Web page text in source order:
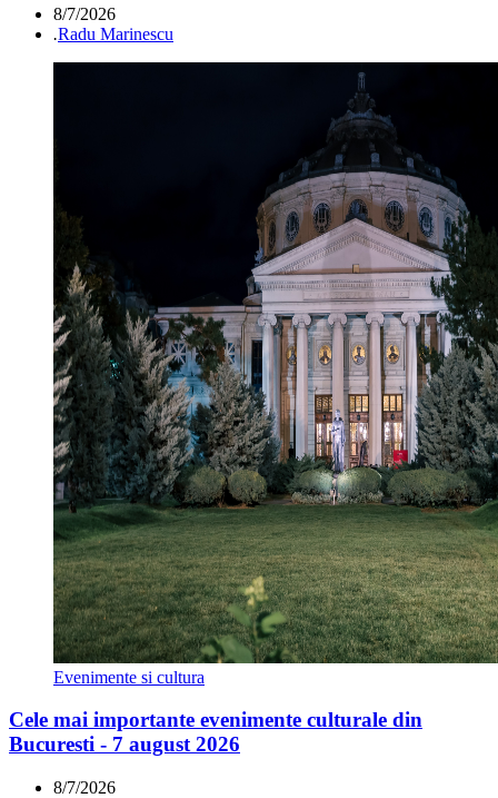
8/7/2026
.Radu Marinescu
Evenimente si cultura
Cele mai importante evenimente culturale din
Bucuresti - 7 august 2026
8/7/2026